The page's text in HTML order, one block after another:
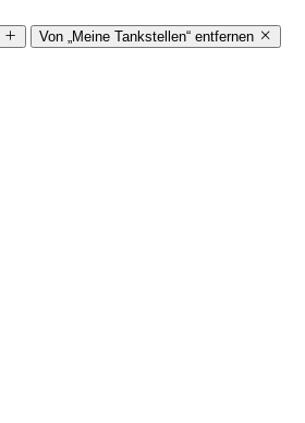
Von „Meine Tankstellen“ entfernen